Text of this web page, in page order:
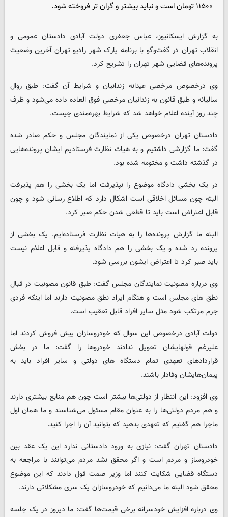
۱۱۵۰۰ تومان است و نباید بیشتر و گران تر فروخته شود.
به گزارش ایسکانیوز، عباس جعفری دولت آبادی دادستان عمومی و
انقلاب تهران در گفت‌وگو با برنامه پارک شهر رادیو تهران آخرین وضعیت
پرونده‌های قضایی شهر تهران را تشریح کرد.
وی درخصوص مرخصی عیدانه زندانیان و شرایط آن گفت: طبق روال
سالیانه و طبق قانون به زندانیان مرخصی فوق العاده داده می‌شود و ظرف
چند روز آینده اعلام خواهد شد که شرایط بهره‌مندی چیست.
دادستان تهران درخصوص یکی از نمایندگان مجلس و حکم صادر شده
گفت: ما گزارشی داشتیم و به هیات نظارت فرستادیم ایشان پرونده‌هایی
در گذشته داشت و مختومه شده بود.
در یک بخشی دادگاه موضوع را نپذیرفت اما یک بخشی را هم پذیرفت
البته چون مسائل اخلاقی است اشکال دارد که اطلاع رسانی شود و چون
قابل اعتراض است باید تا قطعی شدن حکم صبر کرد.
البته ما گزارش پرونده‌ها را به هیات نظارت فرستاده‌ایم. یک بخشی از
پرونده رد شده و یک بخشی را هم دادگاه پذیرفته و قابل اعلام نیست
باید صبر کرد تا اعتراض ایشون بررسی شود.
وی درباره مصونیت نمایندگان مجلس گفت: طبق قانون مصونیت در قبال
نطق های مجلس است و هنگام ایراد نطق مصونیت دارند اما اینکه فردی
جرم مرتکب شود مثل سایر افراد قابل تعقیب است.
دولت آبادی درخصوص این سوال که خودروسازان پیش فروش کردند اما
علیرغم قولهایشان تحویل ندادند خودروها را گفت: ما در بخش
قراردادهای تعهدی تمام دستگاه های دولتی و سایر افراد باید به
پیمان‌هایشان وفادار باشند.
وی افزود: این انتظار از دولتی‌ها بیشتر است چون هم منابع بیشتری دارند
و هم مردم دولتی‌ها را به عنوان مقام مسئول می‌شناسند و ما همان اول
ماجرا هم گفتیم که تعهدی بدهید که بتوانید آن را اجرا کنید.
دادستان تهران گفت: نیازی به ورود دادستانی ندارد این یک عقد بین
خودروساز و مردم است و اگر محقق نشد مردم می‌توانند با مراجعه به
دستگاه قضایی شکایت کنند اما وزیر صمت قول دادند که این موضوع
محقق شود البته ما می‌دانیم که خودروسازان یک سری مشکلاتی دارند.
وی درباره افزایش خودسرانه برخی قیمت‌ها گفت: ما دیروز در یک جلسه